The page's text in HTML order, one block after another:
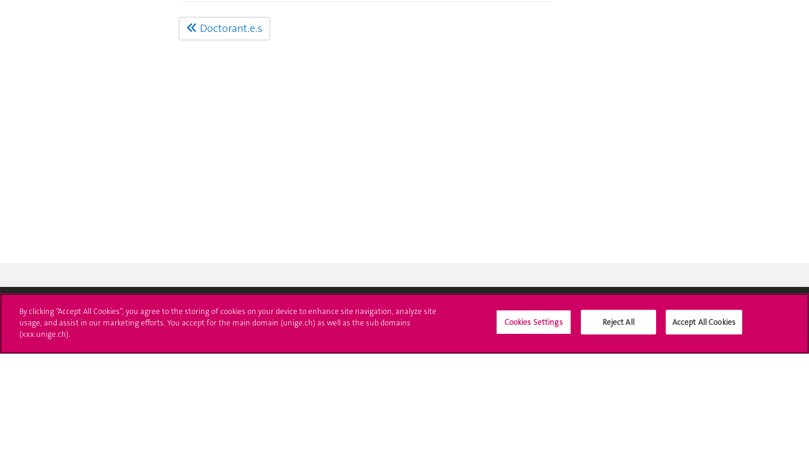
Doctorant.e.s
Université de Genève
24 rue du Général-Dufour
S'inscrire à l'UNIGE
Immatriculations
L'UNIGE vous informe
UNIGE Mobile
Médias sociaux UNIGE
By clicking “Accept All Cookies”, you agree to the storing of cookies on your device to enhance site navigation, analyze site
usage, and assist in our marketing efforts. You accept for the main domain (unige.ch) as well as the sub domains
(xxx.unige.ch).
Cookies Settings Reject All Accept All Cookies